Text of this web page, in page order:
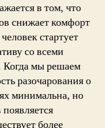
в том, что
снижает комфорт
стартует
со всеми
Когда мы решаем
разочарования о
минимальна, но
более